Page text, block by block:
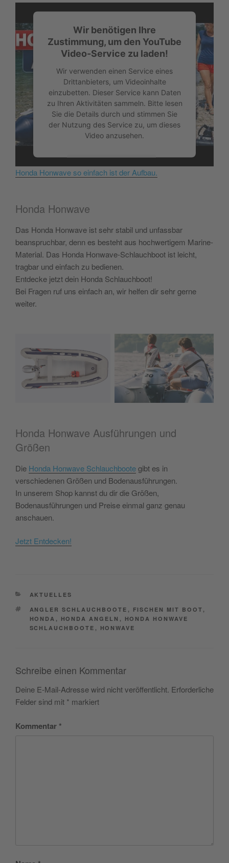
Wir benötigen Ihre
Zustimmung, um den YouTube
Video-Service zu laden!
Wir verwenden einen Service eines
Drittanbieters, um Videoinhalte
einzubetten. Dieser Service kann Daten
zu Ihren Aktivitäten sammeln. Bitte lesen
Sie die Details durch und stimmen Sie
der Nutzung des Service zu, um dieses
Video anzusehen.
Mehr Informationen
powered by
Honda Honwave so einfach ist der Aufbau.
Honda Honwave
Das Honda Honwave ist sehr stabil und unfassbar
beanspruchbar, denn es besteht aus hochwertigem Marine-
Material. Das Honda Honwave-Schlauchboot ist leicht,
tragbar und einfach zu bedienen.
Entdecke jetzt dein Honda Schlauchboot!
Bei Fragen ruf uns einfach an, wir helfen dir sehr gerne
weiter.
Honda Honwave Ausführungen und
Größen
Die Honda Honwave Schlauchbootegibt es in
verschiedenen Größen und Bodenausführungen.
In unserem Shop kannst du dir die Größen,
Bodenausführungen und Preise einmal ganz genau
anschauen.
Jetzt Entdecken!
CATEGORIES
AKTUELLES
TAGS
ANGLER SCHLAUCHBOOTE , FISCHEN MIT BOOT ,
HONDA , HONDA ANGELN , HONDA HONWAVE
SCHLAUCHBOOTE , HONWAVE
Schreibe einen Kommentar
Deine E-Mail-Adresse wird nicht veröffentlicht. Erforderliche
Felder sind mit * markiert
Kommentar *